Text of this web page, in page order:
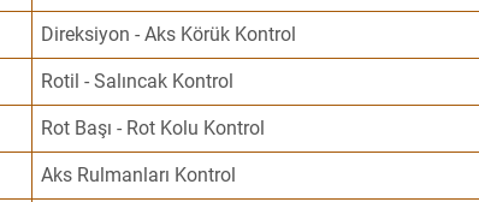
Direksiyon - Aks Körük Kontrol
Rotil - Salıncak Kontrol
Rot Başı - Rot Kolu Kontrol
Aks Rulmanları Kontrol